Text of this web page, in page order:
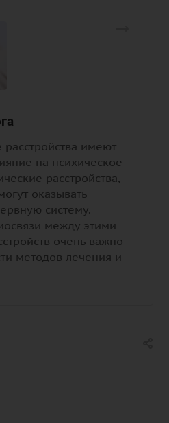
расстройства имеют
на психическое
расстройства,
оказывать
систему.
между этими
очень важно
методов лечения и